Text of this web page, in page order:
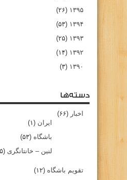
۱۳۹۵ (۲۶)
۱۳۹۴ (۵۳)
۱۳۹۳ (۲۵)
۱۳۹۲ (۱۴)
۱۳۹۰ (۳)
دسته‌ها
اخبار (۶۶)
ایران (۱)
باشگاه (۵۳)
لنین – خانتانگری (۵)
تقویم باشگاه (۱۲)